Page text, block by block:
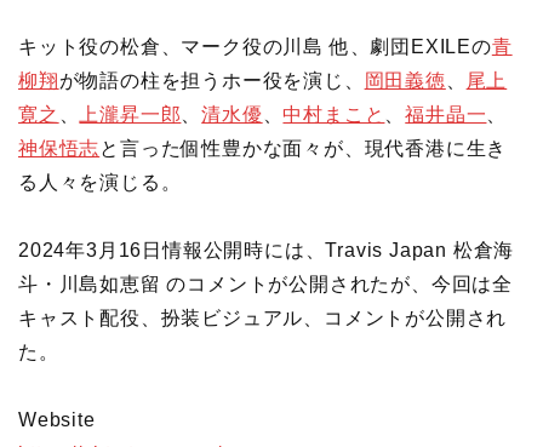
キット役の松倉、マーク役の川島 他、劇団EXILEの青
柳翔が物語の柱を担うホー役を演じ、 岡田義徳
尾上
寛之
上瀧昇一郎 、清水優 中村まこと 、福井晶一
神保悟志と言った個性豊かな面々が、現代香港に生き
る人々を演じる。
2024年3月16日情報公開時には、Travis Japan 松倉海
斗・川島如恵留 のコメントが公開されたが、今回は全
キャスト配役、扮装ビジュアル、コメントが公開され
た。
Website